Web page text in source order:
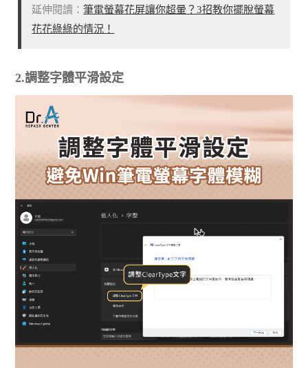
延伸閱讀：筆電螢幕花屏讓你超暈？3招教你擺脫螢幕
花花綠綠的情況！
2.調整字體平滑設定